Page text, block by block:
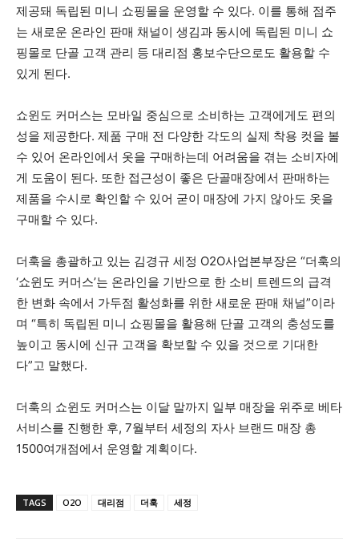
제공돼 독립된 미니 쇼핑몰을 운영할 수 있다. 이를 통해 점주
는 새로운 온라인 판매 채널이 생김과 동시에 독립된 미니 쇼
핑몰로 단골 고객 관리 등 대리점 홍보수단으로도 활용할 수
있게 된다.
쇼윈도 커머스는 모바일 중심으로 소비하는 고객에게도 편의
성을 제공한다. 제품 구매 전 다양한 각도의 실제 착용 컷을 볼
수 있어 온라인에서 옷을 구매하는데 어려움을 겪는 소비자에
게 도움이 된다. 또한 접근성이 좋은 단골매장에서 판매하는
제품을 수시로 확인할 수 있어 굳이 매장에 가지 않아도 옷을
구매할 수 있다.
더훅을 총괄하고 있는 김경규 세정 O2O사업본부장은 “더훅의
‘쇼윈도 커머스’는 온라인을 기반으로 한 소비 트렌드의 급격
한 변화 속에서 가두점 활성화를 위한 새로운 판매 채널”이라
며 “특히 독립된 미니 쇼핑몰을 활용해 단골 고객의 충성도를
높이고 동시에 신규 고객을 확보할 수 있을 것으로 기대한
다”고 말했다.
더훅의 쇼윈도 커머스는 이달 말까지 일부 매장을 위주로 베타
서비스를 진행한 후, 7월부터 세정의 자사 브랜드 매장 총
1500여개점에서 운영할 계획이다.
TAGS O2O 대리점 더훅 세정